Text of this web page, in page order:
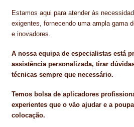
Estamos aqui para atender às
exigentes, fornecendo uma ampla gama
e inovadores.
A nossa equipa de especialistas está
assistência personalizada, tirar
técnicas sempre que necessário.
Temos bolsa de aplicadores
experientes que o vão ajudar e a
colocação.